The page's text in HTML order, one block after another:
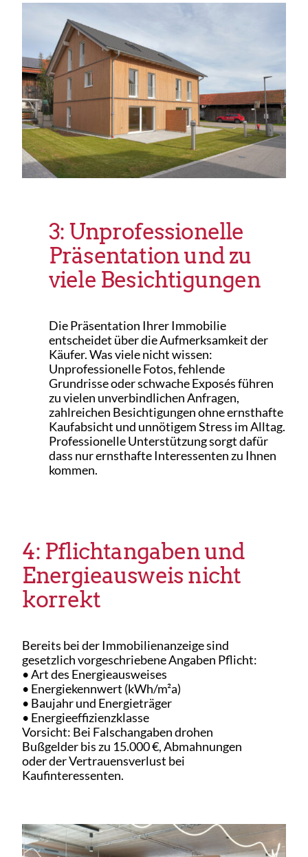
3: Unprofessionelle
Präsentation und zu
viele Besichtigungen
Die Präsentation Ihrer Immobilie
entscheidet über die Aufmerksamkeit der
Käufer. Was viele nicht wissen:
Unprofessionelle Fotos, fehlende
Grundrisse oder schwache Exposés führen
zu vielen unverbindlichen Anfragen,
zahlreichen Besichtigungen ohne ernsthafte
Kaufabsicht und unnötigem Stress im Alltag.
Professionelle Unterstützung sorgt dafür
dass nur ernsthafte Interessenten zu Ihnen
kommen.
4: Pflichtangaben und
Energieausweis nicht
korrekt
Bereits bei der Immobilienanzeige sind
gesetzlich vorgeschriebene Angaben Pflicht:
• Art des Energieausweises
• Energiekennwert (kWh/m²a)
• Baujahr und Energieträger
• Energieeffizienzklasse
Vorsicht: Bei Falschangaben drohen
Bußgelder bis zu 15.000 €, Abmahnungen
oder der Vertrauensverlust bei
Kaufinteressenten.